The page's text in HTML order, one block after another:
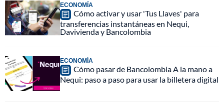
ECONOMÍA
Cómo activar y usar 'Tus Llaves' para
transferencias instantáneas en Nequi,
Davivienda y Bancolombia
ECONOMÍA
Cómo pasar de Bancolombia A la mano a
Nequi: paso a paso para usar la billetera digital